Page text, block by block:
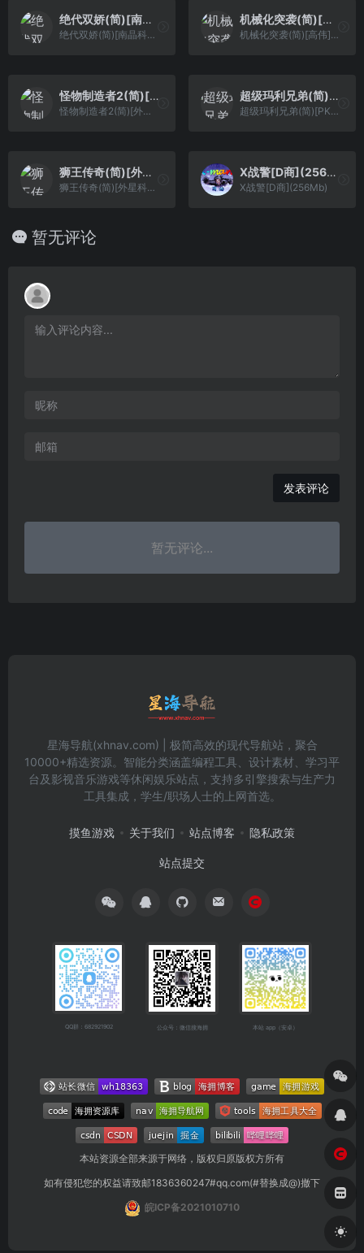
绝代双娇(简)[南晶科技](CN)[RPG](4Mb)
绝代双娇(简)[南晶科技](CN)[RPG](4Mb)
机械化突袭(简)[高伟](US)[STG](1.5Mb)
机械化突袭(简)[高伟](US)[STG](1.5Mb)
怪物制造者2(简)[外星科技](JP)[RPG](4Mb)
怪物制造者2(简)[外星科技](JP)[RPG](4Mb)
超级玛利兄弟(简)[PKome](JUE)[ACT](0.31Mb)
超级玛利兄弟(简)[PKome](JUE)[ACT](0.31Mb)
狮王传奇(简)[外星科技](CN)[ACT](4Mb)
狮王传奇(简)[外星科技](CN)[ACT](4Mb)
X战警[D商](256Mb)
X战警[D商](256Mb)
暂无评论
发表评论
暂无评论...
星海导航(xhnav.com) | 极简高效的现代导航站，聚合
10000+精选资源。智能分类涵盖编程工具、设计素材、学习平
台及影视音乐游戏等休闲娱乐站点，支持多引擎搜索与生产力
工具集成，学生/职场人士的上网首选。
摸鱼游戏 关于我们 站点博客 隐私政策
站点提交
QQ群：682921902 公众号：微信搜海拥 本站 app（安卓）
本站资源全部来源于网络，版权归原版权方所有
如有侵犯您的权益请致邮1836360247#qq.com(#替换成@)撤下
皖ICP备2021010710